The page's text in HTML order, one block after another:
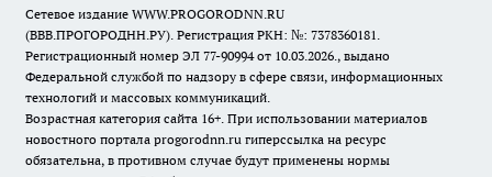
Сетевое издание WWW.PROGORODNN.RU
(ВВВ.ПРОГОРОДНН.РУ). Регистрация РКН: №: 7378360181.
Регистрационный номер ЭЛ 77-90994 от 10.03.2026., выдано
Федеральной службой по надзору в сфере связи, информационных
технологий и массовых коммуникаций.
Возрастная категория сайта 16+. При использовании материалов
новостного портала progorodnn.ru гиперссылка на ресурс
обязательна, в противном случае будут применены нормы